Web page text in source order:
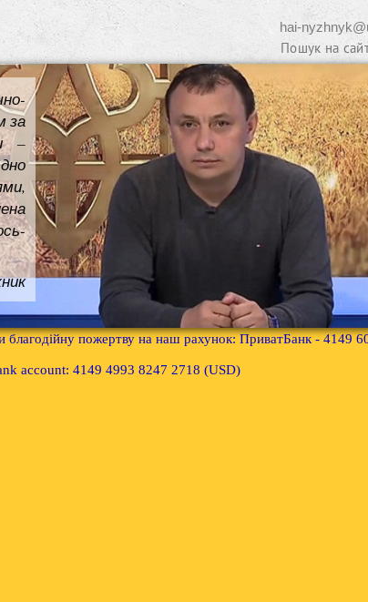
hai-
за
–
благодійну пожертву на наш рахунок: ПриватБанк - 4149
account: 4149 4993 8247 2718 (USD)